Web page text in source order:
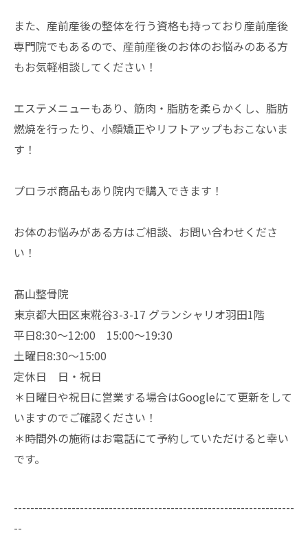
また、産前産後の整体を行う資格も持っており産前産後
専門院でもあるので、産前産後のお体のお悩みのある方
もお気軽相談してください！
エステメニューもあり、筋肉・脂肪を柔らかくし、脂肪
燃焼を行ったり、小顔矯正やリフトアップもおこないま
す！
プロラボ商品もあり院内で購入できます！
お体のお悩みがある方はご相談、お問い合わせくださ
い！
髙山整骨院
東京都大田区東糀谷3-3-17 グランシャリオ羽田1階
平日8:30～12:00 15:00～19:30
土曜日8:30～15:00
定休日 日・祝日
＊日曜日や祝日に営業する場合はGoogleにて更新をして
いますのでご確認ください！
＊時間外の施術はお電話にて予約していただけると幸い
です。
--------------------------------------------------------------------
--